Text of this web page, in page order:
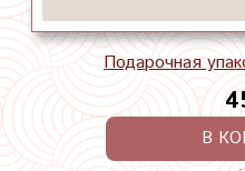
Подарочная
В